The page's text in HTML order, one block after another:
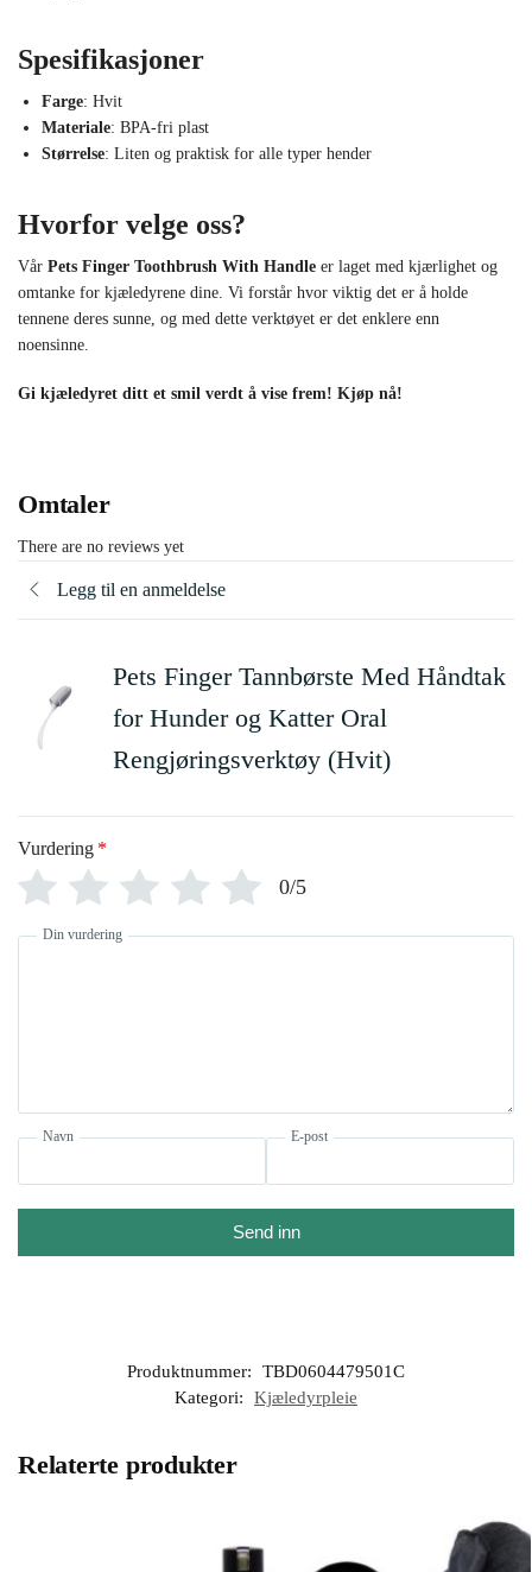
Spesifikasjoner
Farge: Hvit
Materiale: BPA-fri plast
Størrelse: Liten og praktisk for alle typer hender
Hvorfor velge oss?
Vår Pets Finger Toothbrush With Handle er laget med kjærlighet og
omtanke for kjæledyrene dine. Vi forstår hvor viktig det er å holde
tennene deres sunne, og med dette verktøyet er det enklere enn
noensinne.
Gi kjæledyret ditt et smil verdt å vise frem! Kjøp nå!
Omtaler
There are no reviews yet
Legg til en anmeldelse
Pets Finger Tannbørste Med Håndtak
for Hunder og Katter Oral
Rengjøringsverktøy (Hvit)
Vurdering *
0/5
Din vurdering
Navn E-post
Send inn
Produktnummer:
TBD0604479501C
Kategori:
Kjæledyrpleie
Relaterte produkter